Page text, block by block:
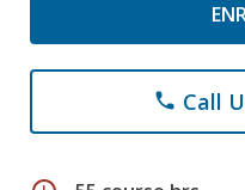
phone Call